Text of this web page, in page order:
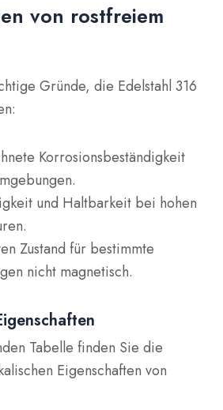
von rostfreiem
Gründe, die Edelstahl 316
Korrosionsbeständigkeit
und Haltbarkeit bei hohen
Zustand für bestimmte
nicht magnetisch.
Tabelle finden Sie die
Eigenschaften von